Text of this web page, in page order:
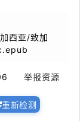
西亚/致加
举报资源
重新检测